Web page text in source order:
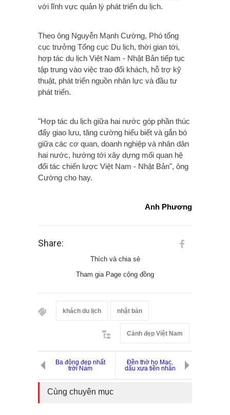
với lĩnh vực quản lý phát triển du lịch.
Theo ông Nguyễn Mạnh Cường, Phó tổng
cục trưởng Tổng cục Du lịch, thời gian tới,
hợp tác du lịch Việt Nam - Nhật Bản tiếp tục
tập trung vào việc trao đổi khách, hỗ trợ kỹ
thuật, phát triển nguồn nhân lực và đầu tư
phát triển.
"Hợp tác du lịch giữa hai nước góp phần thúc
đẩy giao lưu, tăng cường hiểu biết và gắn bó
giữa các cơ quan, doanh nghiệp và nhân dân
hai nước, hướng tới xây dựng mối quan hệ
đối tác chiến lược Việt Nam - Nhật Bản", ông
Cường cho hay.
Anh Phương
Share:
Thích và chia sẻ
Tham gia Page cộng đồng
khách du lịch nhật bản
Cảnh đẹp Việt Nam
Ba động đẹp nhất
trời Nam
Đền thờ họ Mạc,
dấu xưa tiền nhân
Cùng chuyên mục